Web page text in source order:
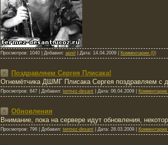
Просмотров: 1040 Добавил: aprel Дата: 14.04.2009 Комментарии (0)
Поздравляем Сергея Плисака!
Огнемётчика ДШМГ Плисака Сергея поздравляем с
Просмотров: 847 Добавил: termez-desant Дата: 06.04.2009 Комментарии
Обновления
Внимание, пока на сервере идут обновления,
Просмотров: 796 Добавил: termez-desant Дата: 28.03.2009 Комментарии